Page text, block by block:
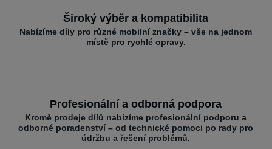
Široký výběr a kompatibilita
Nabízíme díly pro různé mobilní značky – vše na jednom
místě pro rychlé opravy.
Profesionální a odborná podpora
Kromě prodeje dílů nabízíme profesionální podporu a
odborné poradenství – od technické pomoci po rady pro
údržbu a řešení problémů.